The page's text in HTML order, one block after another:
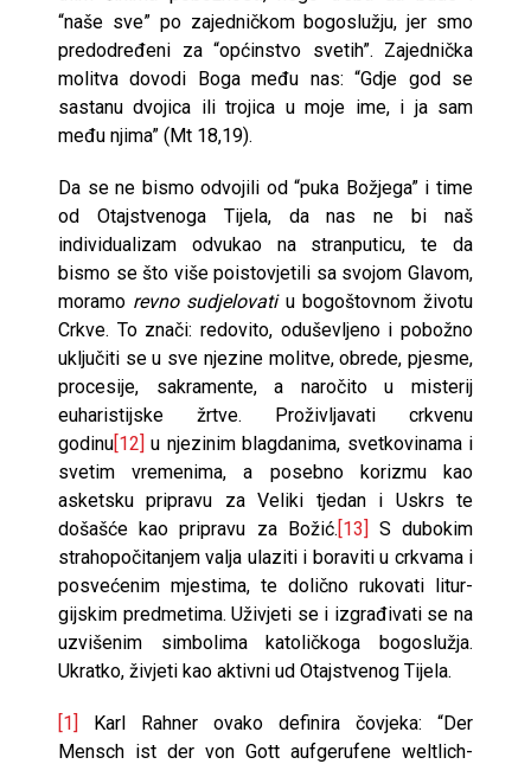
“naše sve” po zajedničkom bogoslužju, jer smo
predodređeni za “općinstvo svetih”. Zajednička
moli­tva dovodi Boga među nas: “Gdje god se
sastanu dvojica ili trojica u moje ime, i ja sam
među njima” (Mt 18,19).
Da se ne bismo odvojili od “puka Božjega” i time
od Otajstvenoga Tijela, da nas ne bi naš
individualizam odvukao na stranputicu, te da
bismo se što više poistovjetili sa svojom Glavom,
moramo revno sudjelovatiu bogoštovnom životu
Crkve. To znači: redovito, oduševljeno i pobožno
uključiti se u sve njezine molitve, obrede, pjesme,
procesije, sakramente, a naročito u misterij
euharistijske žrtve. Proživljavati crkvenu
godinu[12] u njezinim blagdanima, svetkovinama i
svetim vremenima, a posebno korizmu kao
asketsku pripravu za Veliki tjedan i Uskrs te
došašće kao pripravu za Božić.[13] S dubokim
strahopočitanjem valja ula­ziti i boraviti u crkvama i
posvećenim mjestima, te dolično rukovati litur­
gijskim predmetima. Uživjeti se i izgrađivati se na
uzvišenim simbolima ka­toličkoga bogoslužja.
Ukratko, živjeti kao aktivni ud Otajstvenog Tijela.
[1]
Karl Rahner ovako definira čovjeka: “Der
Mensch ist der von Gott aufgerufene weltlich-